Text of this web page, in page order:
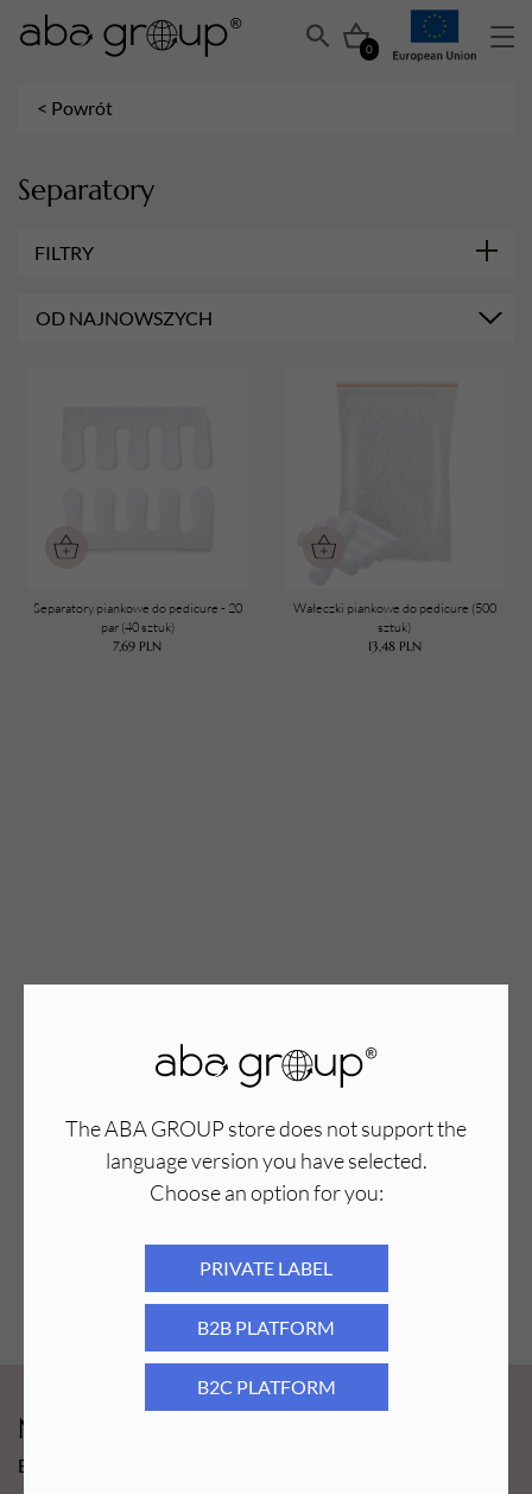
The ABA GROUP store does not support the
language version you have selected.
Choose an option for you:
PRIVATE LABEL
B2B PLATFORM
B2C PLATFORM
0
TWÓJ KOSZYK ( )
< Powrót
Separatory
FILTRY
OD NAJNOWSZYCH
Separatory piankowe do pedicure - 20
par (40 sztuk)
7,69 PLN
Wałeczki piankowe do pedicure (500
sztuk)
13,48 PLN
Newsy Aba Group!
Bądź na bieżąco i łap promocję tylko dla subskrybentów!